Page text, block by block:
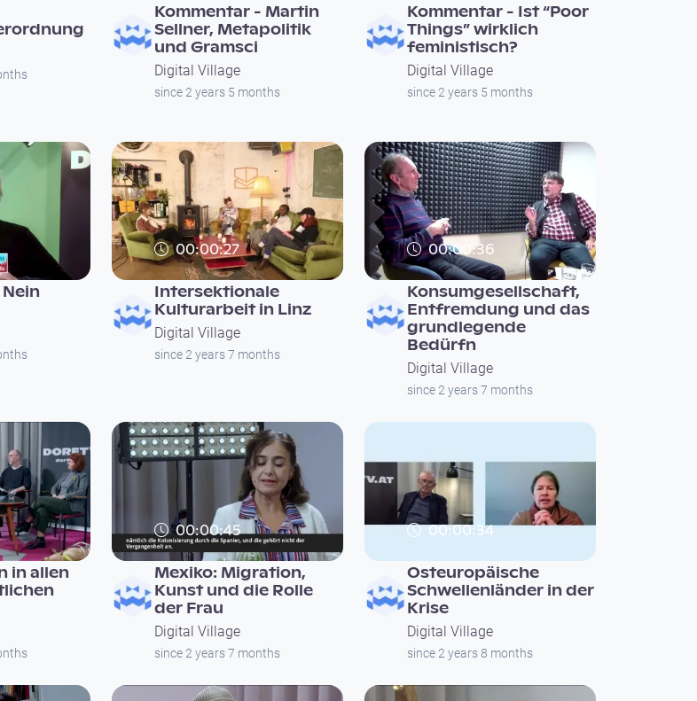
Kommentar - Martin
Sellner, Metapolitik
und Gramsci
Digital Village
since 2 years 5 months
Kommentar - Ist “Poor
Things” wirklich
feministisch?
Digital Village
since 2 years 5 months
00:00:27
Intersektionale
Kulturarbeit in Linz
Digital Village
since 2 years 7 months
00:00:36
Konsumgesellschaft,
Entfremdung und das
grundlegende
Bedürfn
Digital Village
since 2 years 7 months
in allen
00:00:45
Mexiko: Migration,
Kunst und die Rolle
der Frau
Digital Village
since 2 years 7 months
00:00:34
Osteuropäische
Schwellenländer in der
Krise
Digital Village
since 2 years 8 months